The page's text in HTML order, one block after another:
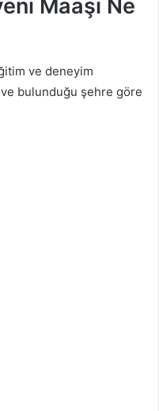
Maaşı Ne
ve deneyim
bulunduğu şehre göre